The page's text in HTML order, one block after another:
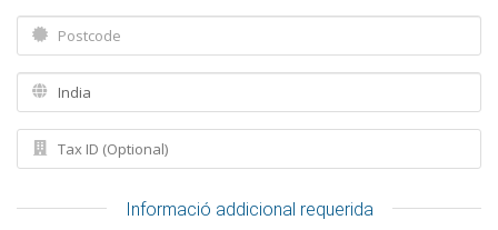
Informació addicional requerida